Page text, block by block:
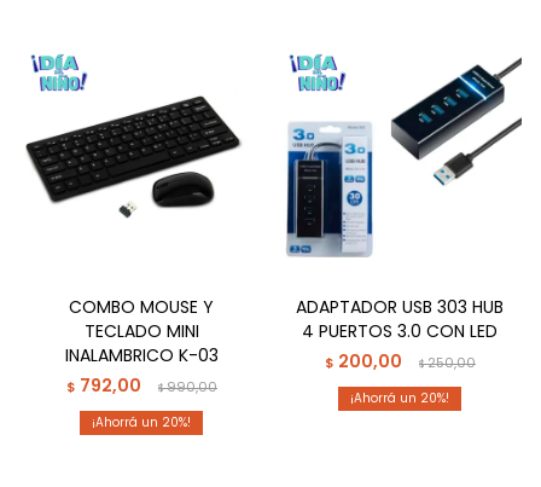
COMBO MOUSE Y
TECLADO MINI
INALAMBRICO K-03
$ 792,00 $990,00
20
ADAPTADOR USB 303 HUB
4 PUERTOS 3.0 CON LED
$ 200,00 $250,00
20